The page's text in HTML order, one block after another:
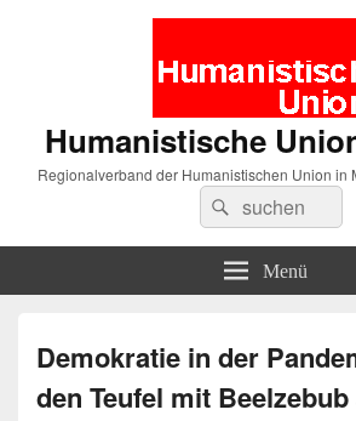
Humanistische
Regionalverband der Humanistischen Union in
Suche
nach:
Suchen
Menü
Demokratie in der
den Teufel mit